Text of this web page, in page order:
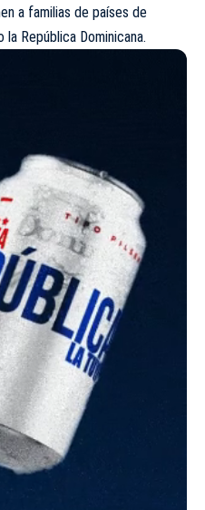
a familias de países de
la República Dominicana.